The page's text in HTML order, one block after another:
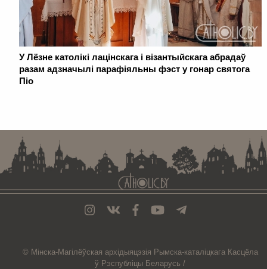
У Лёзне католікі лацінскага і візантыйскага абрадаў
разам адзначылі парафіяльны фэст у гонар святога
Піо
© Мiнска-Магiлёўская архiдыяцэзiя Рымска-каталіцкага Касцёла
ў Рэспубліцы Беларусь /